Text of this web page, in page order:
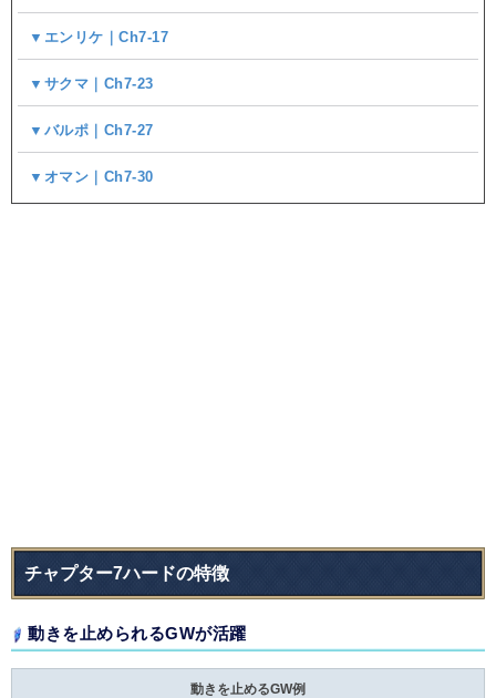
▼エンリケ｜Ch7-17
▼サクマ｜Ch7-23
▼バルポ｜Ch7-27
▼オマン｜Ch7-30
チャプター7ハードの特徴
動きを止められるGWが活躍
動きを止めるGW例